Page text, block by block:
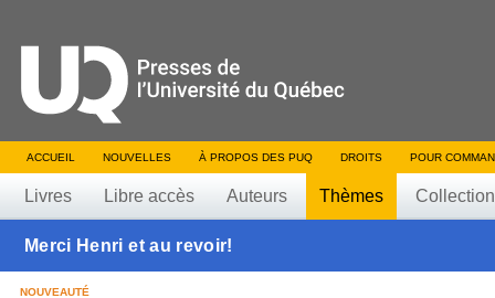
ACCUEIL NOUVELLES À PROPOS DES PUQ DROITS POUR
Livres Libre accès Auteurs Thèmes
Merci Henri et au revoir!
NOUVEAUTÉ